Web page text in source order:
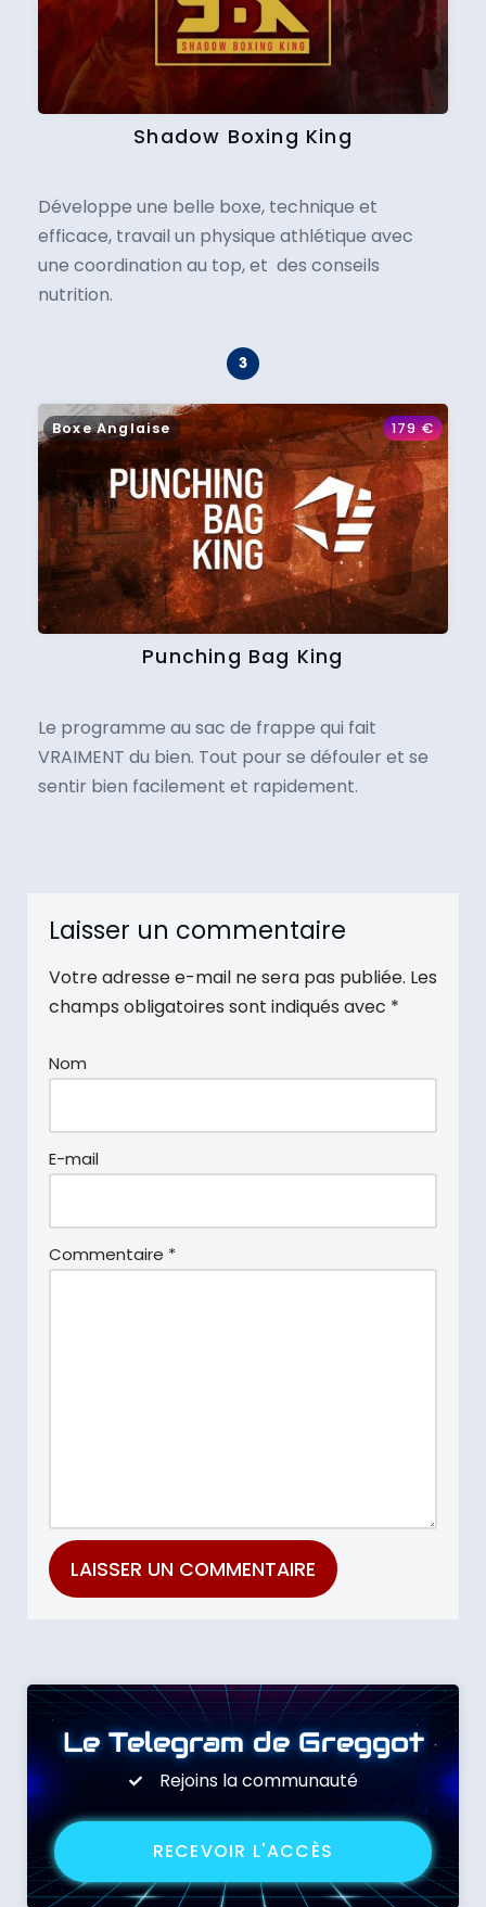
Shadow Boxing King
Développe une belle boxe, technique et
efficace, travail un physique athlétique avec
une coordination au top, et des conseils
nutrition.
Boxe Anglaise 179€
Punching Bag King
Le programme au sac de frappe qui fait
VRAIMENT du bien. Tout pour se défouler et se
sentir bien facilement et rapidement.
Laisser un commentaire
Votre adresse e-mail ne sera pas publiée. Les
champs obligatoires sont indiqués avec *
Nom
E-mail
Commentaire *
Le Telegram de Greggot
Rejoins la communauté
RECEVOIR L'ACCÈS